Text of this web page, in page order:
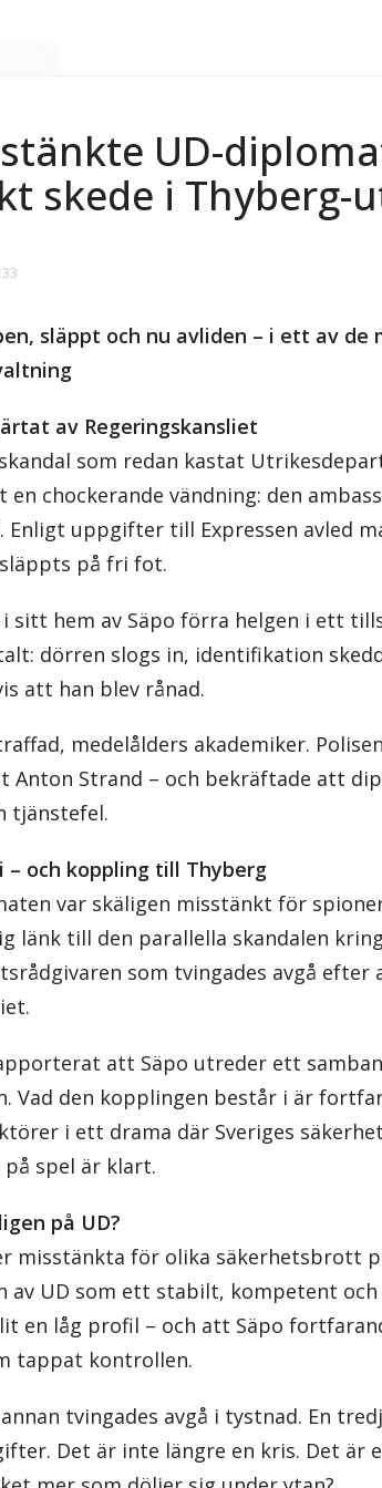
UD-
skede i Thyberg-
släppt och nu avliden – i ett av de
av Regeringskansliet
som redan kastat
en chockerande vändning: den
Enligt uppgifter till Expressen avled
på fri fot.
sitt hem av Säpo förra helgen i ett
dörren slogs in, identifikation
att han blev rånad.
medelålders akademiker.
Anton Strand – och bekräftade att
tjänstefel.
– och koppling till Thyberg
var skäligen misstänkt för
länk till den parallella skandalen
som tvingades avgå
att Säpo utreder ett
Vad den kopplingen består i är
i ett drama där Sveriges
spel är klart.
på UD?
misstänkta för olika säkerhetsbrott
av UD som ett stabilt, kompetent
en låg profil – och att Säpo
tappat kontrollen.
annan tvingades avgå i tystnad. En
Det är inte längre en kris. Det är